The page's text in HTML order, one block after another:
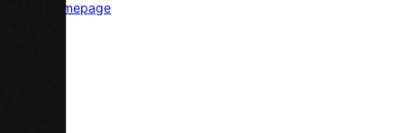
Theme homepage